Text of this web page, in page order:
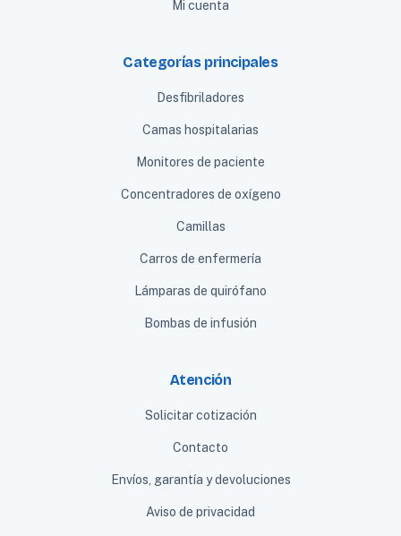
Mi cuenta
Categorías principales
Desfibriladores
Camas hospitalarias
Monitores de paciente
Concentradores de oxígeno
Camillas
Carros de enfermería
Lámparas de quirófano
Bombas de infusión
Atención
Solicitar cotización
Contacto
Envíos, garantía y devoluciones
Aviso de privacidad